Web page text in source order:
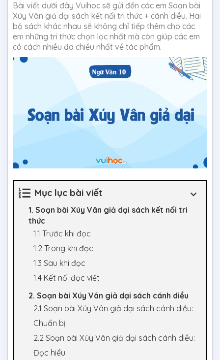
Bài viết dưới đây Vuihoc sẽ gửi đến các em Soạn bài
Xúy Vân giả dại sách kết nối tri thức + cánh diều. Hai
bộ sách khác nhau sẽ không chỉ tiếp thêm cho các
em những tri thức chọn lọc nhất mà còn giúp các em
có cách nhiều đa chiều nhất về tác phẩm.
Mục lục bài viết
1. Soạn bài Xúy Vân giả dại sách kết nối tri
thức
1.1 Trước khi đọc
1.2 Trong khi đọc
1.3 Sau khi đọc
1.4 Kết nối đọc viết
2. Soạn bài Xúy Vân giả dại sách cánh diều
2.1 Soạn bài Xúy Vân giả dại sách cánh diều:
Chuẩn bị
2.2 Soạn bài Xúy Vân giả dại sách cánh diều:
Đọc hiểu